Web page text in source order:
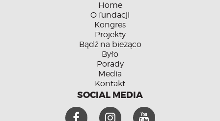
Home
O fundacji
Kongres
Projekty
Bądź na bieżąco
Było
Porady
Media
Kontakt
SOCIAL MEDIA